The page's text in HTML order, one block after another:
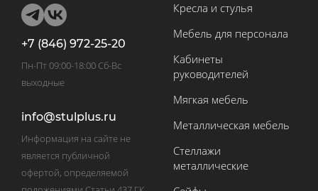
+7 (846) 972-25-20
Пн-Пт 09:00-18:00 Сб-Вс
выходные
info@stulplus.ru
Информация на сайте не
является публичной
офертой, определяемой
Кресла и стулья
Мебель для персонала
Кабинеты
руководителей
Мягкая мебель
Металлическая мебель
Стеллажи
металлические